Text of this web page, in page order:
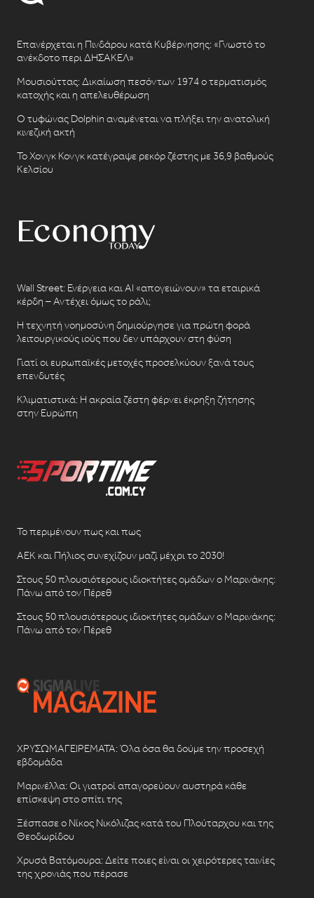
Επανέρχεται η Πινδάρου κατά Κυβέρνησης: «Γνωστό το
ανέκδοτο περι ΔΗΣΑΚΕΛ»
Μουσιούττας: Δικαίωση πεσόντων 1974 ο τερματισμός
κατοχής και η απελευθέρωση
Ο τυφώνας Dolphin αναμένεται να πλήξει την ανατολική
κινεζική ακτή
Το Χονγκ Κονγκ κατέγραψε ρεκόρ ζέστης με 36,9 βαθμούς
Κελσίου
Wall Street: Ενέργεια και AI «απογειώνουν» τα εταιρικά
κέρδη – Αντέχει όμως το ράλι;
Η τεχνητή νοημοσύνη δημιούργησε για πρώτη φορά
λειτουργικούς ιούς που δεν υπάρχουν στη φύση
Γιατί οι ευρωπαϊκές μετοχές προσελκύουν ξανά τους
επενδυτές
Κλιματιστικά: Η ακραία ζέστη φέρνει έκρηξη ζήτησης
στην Ευρώπη
Το περιμένουν πως και πως
ΑΕΚ και Πήλιος συνεχίζουν μαζί μέχρι το 2030!
Στους 50 πλουσιότερους ιδιοκτήτες ομάδων ο Μαρινάκης:
Πάνω από τον Πέρεθ
Στους 50 πλουσιότερους ιδιοκτήτες ομάδων ο Μαρινάκης:
Πάνω από τον Πέρεθ
ΧΡΥΣΩΜΑΓΕΙΡΕΜΑΤΑ: Όλα όσα θα δούμε την προσεχή
εβδομάδα
Μαρινέλλα: Οι γιατροί απαγορεύουν αυστηρά κάθε
επίσκεψη στο σπίτι της
Ξέσπασε ο Νίκος Νικόλιζας κατά του Πλούταρχου και της
Θεοδωρίδου
Χρυσά Βατόμουρα: Δείτε ποιες είναι οι χειρότερες ταινίες
της χρονιάς που πέρασε